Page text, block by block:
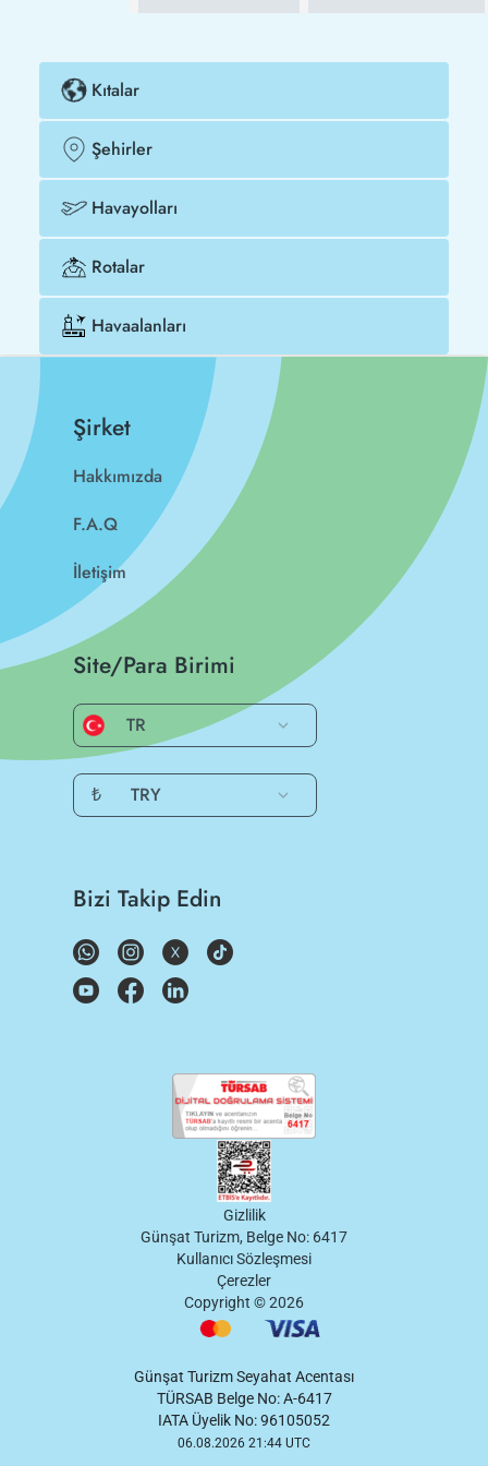
Kıtalar
Şehirler
Havayolları
Rotalar
Havaalanları
Şirket
Hakkımızda
F.A.Q
İletişim
Site/Para Birimi
TR
₺ TRY
Bizi Takip Edin
Gizlilik
Günşat Turizm, Belge No: 6417
Kullanıcı Sözleşmesi
Çerezler
Copyright ©2026
Günşat Turizm Seyahat Acentası
TÜRSAB Belge No: A-6417
IATA Üyelik No: 96105052
06.08.2026 21:44 UTC